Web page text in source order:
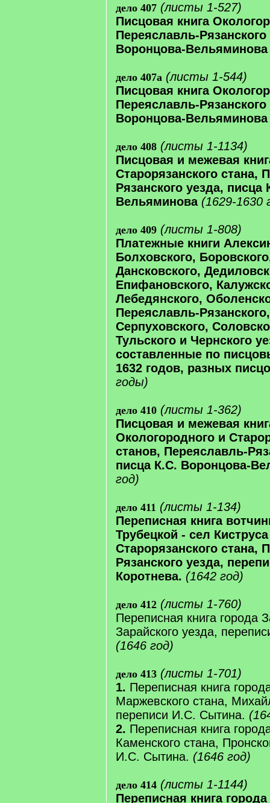
дело 407 (листы 1-527)
Писцовая книга
Переяславль-
Воронцова-Вельяминова
дело 407а (листы 1-544)
Писцовая книга
Переяславль-
Воронцова-Вельяминова
дело 408 (листы 1-1134)
Писцовая и межевая
Старорязанского стана,
Рязанского уезда,
Вельяминова (1629-1630
дело 409 (листы 1-808)
Платежные книги
Болховского,
Дансковского,
Епифановского,
Лебедянского,
Переяславль-
Серпуховского,
Тульского и Чернского
составленные по
1632 годов, разных
годы)
дело 410 (листы 1-362)
Писцовая и межевая
Окологородного и
станов, Переяславль-
писца К.С. Воронцова-
год)
дело 411 (листы 1-134)
Переписная книга
Трубецкой - сел
Старорязанского стана,
Рязанского уезда,
Коротнева. (1642 год)
дело 412 (листы 1-760)
Переписная книга города
Зарайского уезда,
(1646 год)
дело 413 (листы 1-701)
1. Переписная книга
Маржевского стана,
переписи И.С. Сытина.
2. Переписная книга
Каменского стана,
И.С. Сытина. (1646 год)
дело 414 (листы 1-1144)
Переписная книга